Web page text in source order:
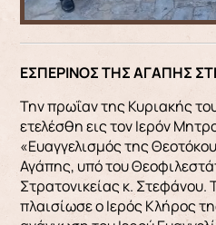
ΕΣΠΕΡΙΝΟΣ ΤΗΣ ΑΓΑΠΗΣ
Την πρωΐαν της Κυριακής
ετελέσθη εις τον Ιερόν
«Ευαγγελισμός της
Αγάπης, υπό του
Στρατονικείας κ. Στεφάνου.
πλαισίωσε ο Ιερός Κλήρος